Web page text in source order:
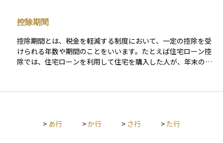
ンの年末残高証明書、売買契約書や登記事項証明書、省エネ性
能に関する証明書などが挙げられます。 住宅ローン控除は、住
宅購入時の資金計画や税負担に大きく影響する重要な制度で
す。適用条件や期限を正しく理解し、事前に必要書類や証明の
取得を進めておくことが安心につながります。
債の状況によっては新たな借入が難しくなる場合や、返済負担
が生活費や投資資金を圧迫することがあるため注意が必要で
す。
控除期間
控除期間とは、税金を軽減する制度において、一定の控除を受
けられる年数や期間のことをいいます。たとえば住宅ローン控
除では、住宅ローンを利用して住宅を購入した人が、年末のロ
間が終わればその後は軽減を受けられなくなるため、資産運用
果を最大限に活用し、家計や投資に回せる資金を効率的に増や
> あ行 >か行 > さ行 > た行